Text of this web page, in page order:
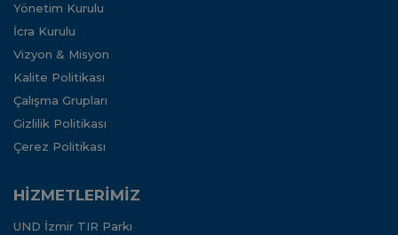
Yönetim Kurulu
İcra Kurulu
Vizyon & Misyon
Kalite Politikası
Çalışma Grupları
Gizlilik Politikası
Çerez Politikası
HİZMETLERİMİZ
UND İzmir TIR Parkı